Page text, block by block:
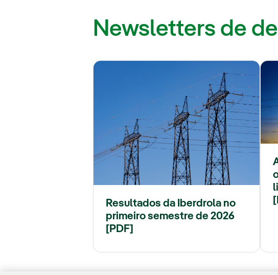
Newsletters de
Resultados da Iberdrola no
primeiro semestre de 2026
[PDF]